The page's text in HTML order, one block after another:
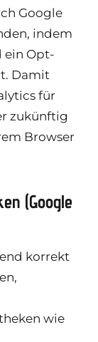
Google
indem
ein Opt-
Damit
für
zukünftig
Browser
(Google
korrekt
wie